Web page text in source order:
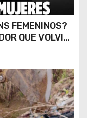
FEMENINOS?
QUE VOLVIÓ